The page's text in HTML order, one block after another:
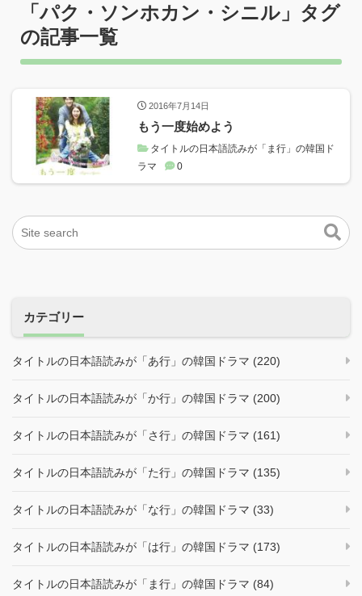
「パク・ソンホカン・シニル 」タグ
の記事一覧
2016年7月14日
もう一度始めよう
タイトルの日本語読みが「ま行」の韓国ド
ラマ
0
カテゴリー
タイトルの日本語読みが「あ行」の韓国ドラマ (220)
タイトルの日本語読みが「か行」の韓国ドラマ (200)
タイトルの日本語読みが「さ行」の韓国ドラマ (161)
タイトルの日本語読みが「た行」の韓国ドラマ (135)
タイトルの日本語読みが「な行」の韓国ドラマ (33)
タイトルの日本語読みが「は行」の韓国ドラマ (173)
タイトルの日本語読みが「ま行」の韓国ドラマ (84)